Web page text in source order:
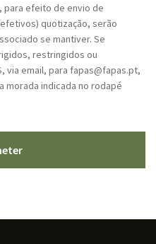
para efeito de envio de
quotização, serão
se mantiver. Se
restringidos ou
via email, para fapas@fapas.pt,
morada indicada no rodapé